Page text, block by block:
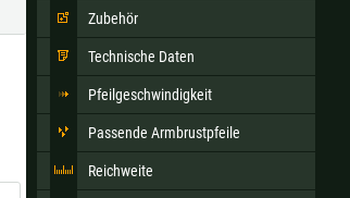
Zubehör
Technische Daten
Pfeilgeschwindigkeit
Passende Armbrustpfeile
Reichweite